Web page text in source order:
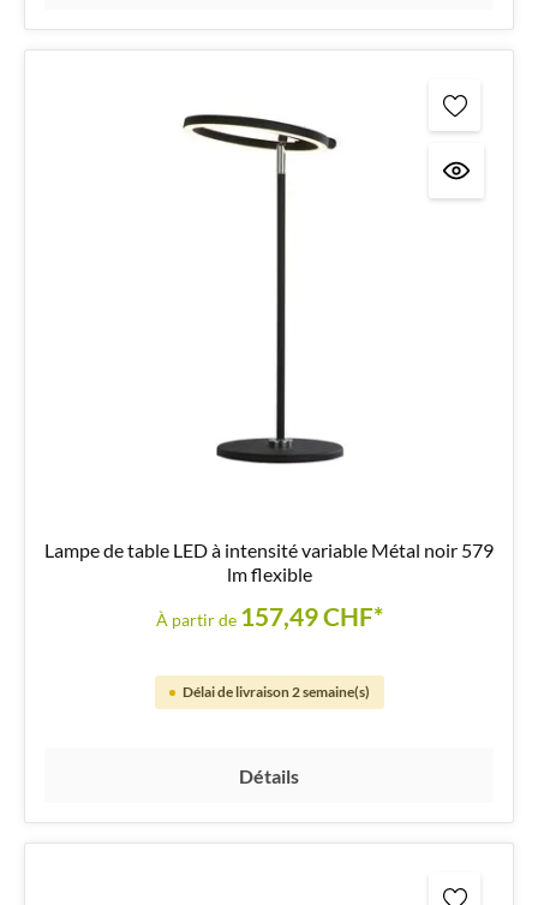
Lampe de table LED à intensité variable Métal noir 579
lm flexible
À partir de 157,49 CHF*
Délai de livraison 2 semaine(s)
Détails